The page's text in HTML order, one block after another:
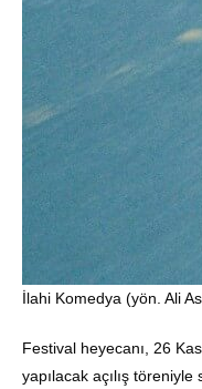
İlahi Komedya (yön. Ali
Festival heyecanı, 26
yapılacak açılış